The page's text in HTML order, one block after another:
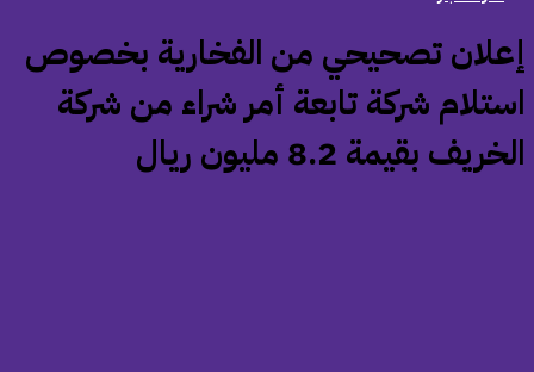
تصحيحي من الفخارية بخصوص
شركة تابعة أمر شراء من شركة
بقيمة 8.2 مليون ريال